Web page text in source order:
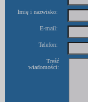
Imię i nazwisko:
E-mail:
Telefon:
Treść
wiadomości: